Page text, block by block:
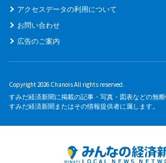
アクセスデータの利用について
お問い合わせ
広告のご案内
Copyright 2026 Chanois All rights reserved.
すみだ経済新聞に掲載の記事・写真・図表などの無
すみだ経済新聞またはその情報提供者に属します。